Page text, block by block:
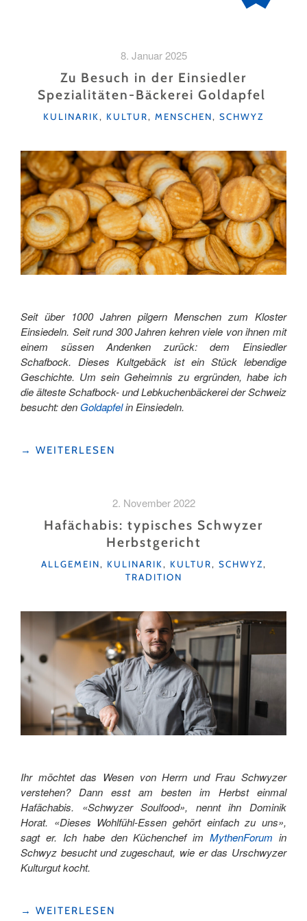
8. Januar 2025
Zu Besuch in der Einsiedler
Spezialitäten-Bäckerei Goldapfel
KATEGORIEN
KULINARIK, KULTUR, MENSCHEN, SCHWYZ
Seit über 1000 Jahren pilgern Menschen zum Kloster
Einsiedeln. Seit rund 300 Jahren kehren viele von ihnen mit
einem süssen Andenken zurück: dem Einsiedler
Schafbock. Dieses Kultgebäck ist ein Stück lebendige
Geschichte. Um sein Geheimnis zu ergründen, habe ich
die älteste Schafbock- und Lebkuchenbäckerei der Schweiz
besucht: den Goldapfelin Einsiedeln.
"ZU
SPEZIALITÄTEN-
→ WEITERLESEN
2. November 2022
Hafächabis: typisches Schwyzer
Herbstgericht
KATEGORIEN
ALLGEMEIN, KULINARIK, KULTUR, SCHWYZ,
TRADITION
Ihr möchtet das Wesen von Herrn und Frau Schwyzer
verstehen? Dann esst am besten im Herbst einmal
Hafächabis. «Schwyzer Soulfood», nennt ihn Dominik
Horat. «Dieses Wohlfühl-Essen gehört einfach zu uns»,
sagt er. Ich habe den Küchenchef imMythenForum in
Schwyz besucht und zugeschaut, wie er das Urschwyzer
Kulturgut kocht.
"HAFÄCHABIS:
→ WEITERLESEN